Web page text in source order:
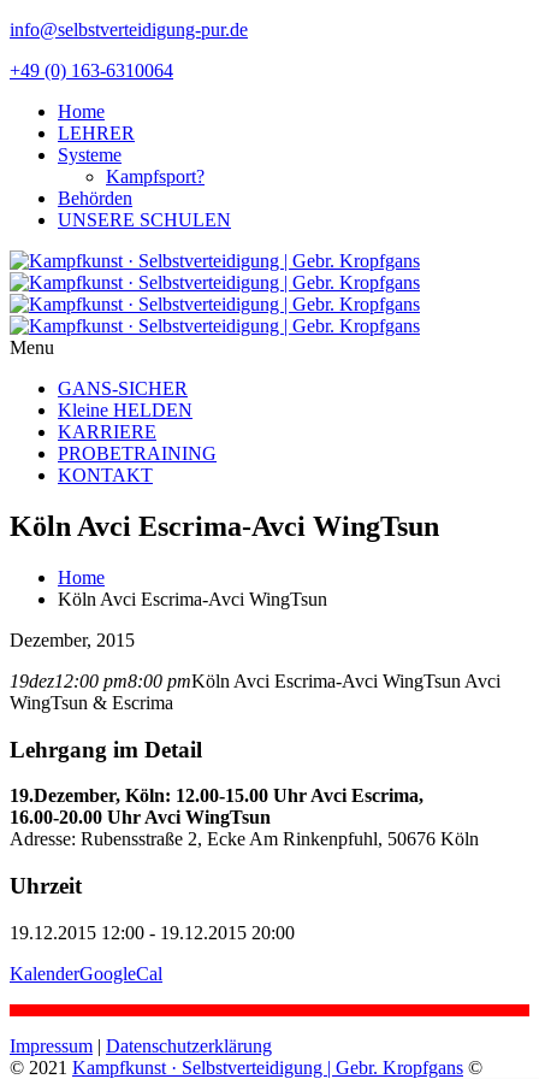
info@selbstverteidigung-pur.de
+49 (0) 163-6310064
Home
LEHRER
Systeme
Kampfsport?
Behörden
UNSERE SCHULEN
Menu
GANS-SICHER
Kleine HELDEN
KARRIERE
PROBETRAINING
KONTAKT
Köln Avci Escrima-Avci WingTsun
Home
Köln Avci Escrima-Avci WingTsun
Dezember, 2015
19dez12:00 pm8:00 pmKöln Avci Escrima-Avci WingTsun Avci
WingTsun & Escrima
Lehrgang im Detail
19.Dezember, Köln: 12.00-15.00 Uhr Avci Escrima,
16.00-20.00 Uhr Avci WingTsun
Adresse: Rubensstraße 2, Ecke Am Rinkenpfuhl, 50676 Köln
Uhrzeit
19.12.2015 12:00 - 19.12.2015 20:00
KalenderGoogleCal
Impressum | Datenschutzerklärung
© 2021 Kampfkunst · Selbstverteidigung | Gebr. Kropfgans ©